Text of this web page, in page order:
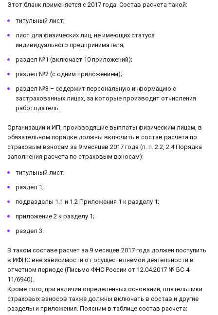
Этот бланк применяется с 2017 года. Состав расчета такой:
титульный лист;
лист для физических лиц, не имеющих статуса
индивидуального предпринимателя;
раздел №1 (включает 10 приложений);
раздел №2 (с одним приложением);
раздел №3 – содержит персональную информацию о
застрахованных лицах, за которые производит отчисления
работодатель.
Организации и ИП, производящие выплаты физическим лицам, в
обязательном порядке должны включить в состав расчета по
страховым взносам за 9 месяцев 2017 года (п. п. 2.2, 2.4 Порядка
заполнения расчета по страховым взносам):
титульный лист;
раздел 1;
подразделы 1.1 и 1.2 Приложения 1 к разделу 1;
приложение 2 к разделу 1;
раздел 3.
В таком составе расчет за 9 месяцев 2017 года должен поступить
в ИФНС вне зависимости от осуществляемой деятельности в
отчетном периоде (Письмо ФНС России от 12.04.2017 № БС-4-
11/6940).
Кроме того, при наличии определенных оснований, плательщики
страховых взносов также должны включать в состав и другие
разделы и приложения. Поясним в таблице состав расчета: